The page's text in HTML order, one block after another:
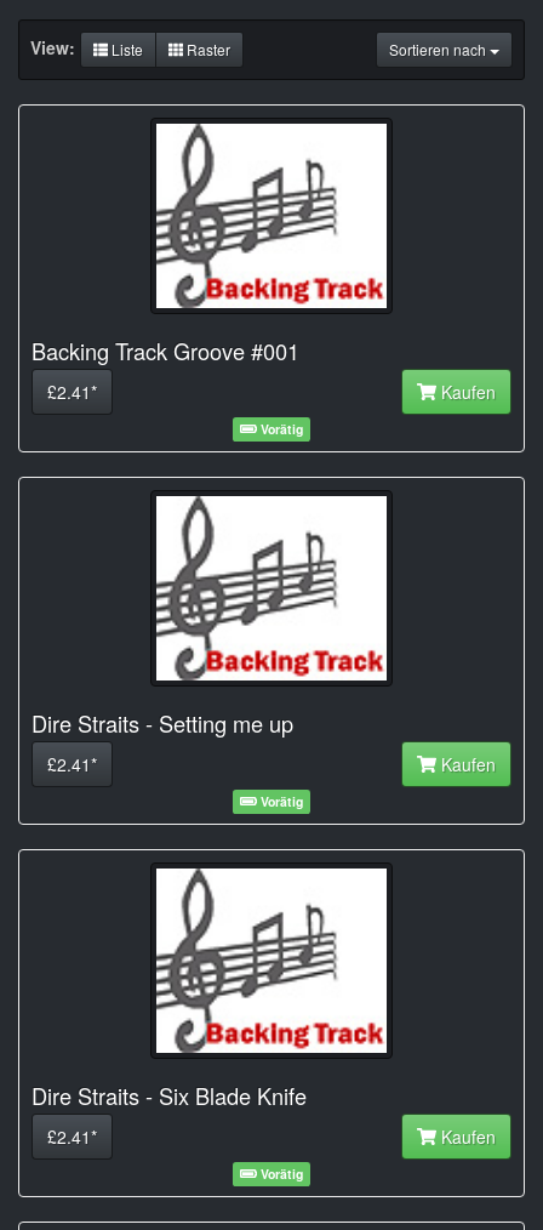
Sortieren nach
View: Liste Raster
Backing Track Groove #001
£2.41* Kaufen
Vorätig
Dire Straits - Setting me up
£2.41* Kaufen
Vorätig
Dire Straits - Six Blade Knife
£2.41* Kaufen
Vorätig